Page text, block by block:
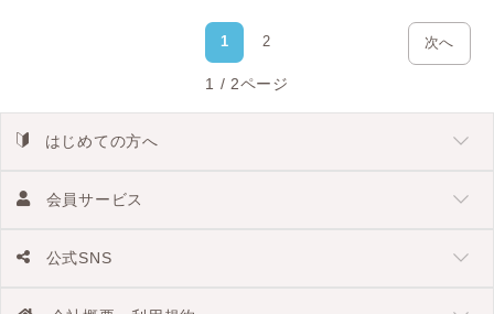
1 2 次へ
1 / 2ページ
はじめての方へ
会員サービス
公式SNS